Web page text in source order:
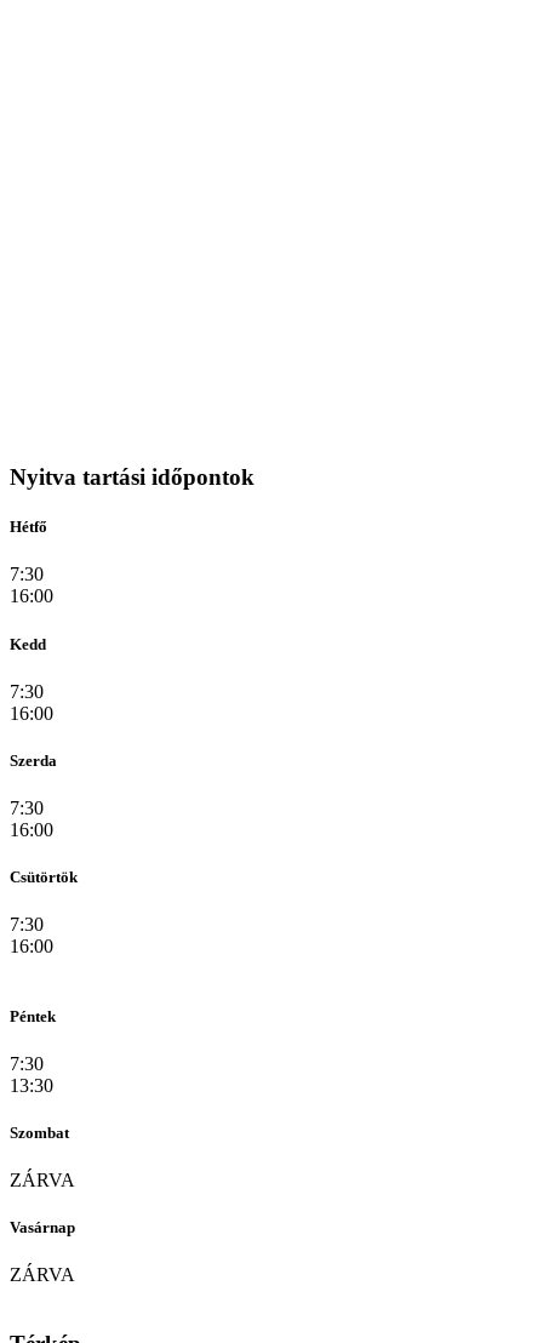
Nyitva tartási időpontok
Hétfő
7:30
16:00
Kedd
7:30
16:00
Szerda
7:30
16:00
Csütörtök
7:30
16:00
Péntek
7:30
13:30
Szombat
ZÁRVA
Vasárnap
ZÁRVA